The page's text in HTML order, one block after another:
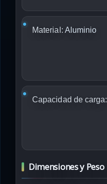
Material: Aluminio
Capacidad de carga:
Dimensiones y Peso